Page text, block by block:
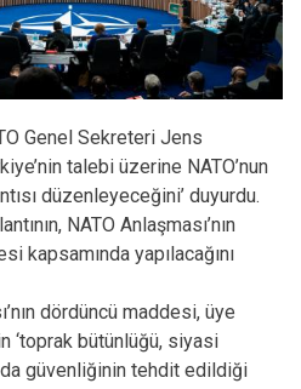
Genel Sekreteri Jens
talebi üzerine NATO’nun
düzenleyeceğini’ duyurdu.
NATO Anlaşması’nın
kapsamında yapılacağını
dördüncü maddesi, üye
‘toprak bütünlüğü, siyasi
da güvenliğinin tehdit edildiği